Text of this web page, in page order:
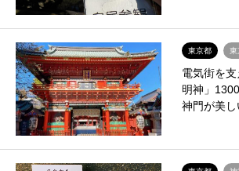
東京都 東
電気街を
明神」
神門が美し